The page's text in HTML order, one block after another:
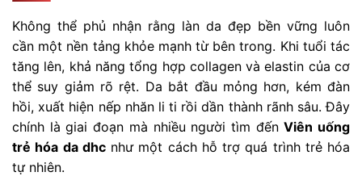
Không thể phủ nhận rằng làn da đẹp bền vững luôn
cần một nền tảng khỏe mạnh từ bên trong. Khi tuổi tác
tăng lên, khả năng tổng hợp collagen và elastin của cơ
thể suy giảm rõ rệt. Da bắt đầu mỏng hơn, kém đàn
hồi, xuất hiện nếp nhăn li ti rồi dần thành rãnh sâu. Đây
chính là giai đoạn mà nhiều người tìm đếnViên uống
trẻ hóa da dhcnhư một cách hỗ trợ quá trình trẻ hóa
tự nhiên.